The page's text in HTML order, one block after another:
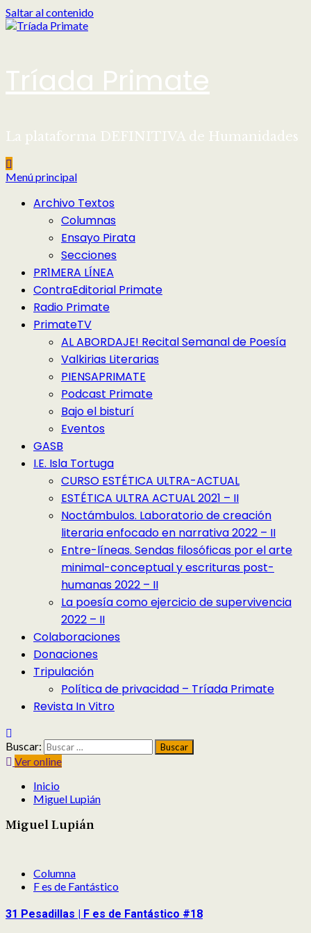
Saltar al contenido
Tríada Primate
La plataforma DEFINITIVA de Humanidades
Menú principal
Archivo Textos
Columnas
Ensayo Pirata
Secciones
PR1MERA LÍNEA
ContraEditorial Primate
Radio Primate
PrimateTV
AL ABORDAJE! Recital Semanal de Poesía
Valkirias Literarias
PIENSAPRIMATE
Podcast Primate
Bajo el bisturí
Eventos
GASB
I.E. Isla Tortuga
CURSO ESTÉTICA ULTRA-ACTUAL
ESTÉTICA ULTRA ACTUAL 2021 – II
Noctámbulos. Laboratorio de creación
literaria enfocado en narrativa 2022 – II
Entre-líneas. Sendas filosóficas por el arte
minimal-conceptual y escrituras post-
humanas 2022 – II
La poesía como ejercicio de supervivencia
2022 – II
Colaboraciones
Donaciones
Tripulación
Política de privacidad – Tríada Primate
Revista In Vitro
Buscar:
Ver online
Inicio
Miguel Lupián
Miguel Lupián
Columna
F es de Fantástico
31 Pesadillas | F es de Fantástico #18